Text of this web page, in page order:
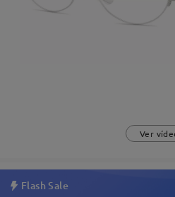
Ver
Flash Sale